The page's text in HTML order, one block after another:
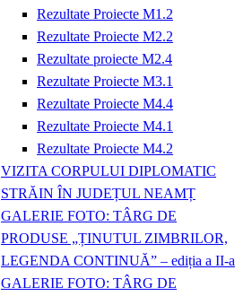
Rezultate Proiecte M1.2
Rezultate Proiecte M2.2
Rezultate proiecte M2.4
Rezultate Proiecte M3.1
Rezultate Proiecte M4.4
Rezultate Proiecte M4.1
Rezultate Proiecte M4.2
VIZITA CORPULUI DIPLOMATIC
STRĂIN ÎN JUDEȚUL NEAMȚ
GALERIE FOTO: TÂRG DE
PRODUSE „ȚINUTUL ZIMBRILOR,
LEGENDA CONTINUĂ” – ediția a II-a
GALERIE FOTO: TÂRG DE